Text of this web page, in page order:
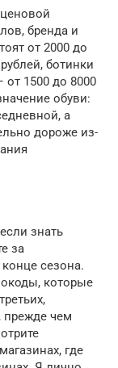
бренда и
от 2000 до
ботинки
от 1500 до 8000
обуви:
а
дороже из-
знать
за
сезона.
которые
прежде чем
где